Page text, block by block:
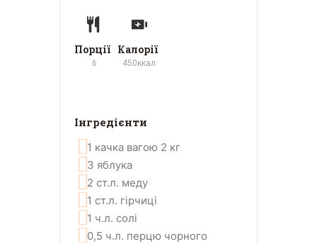
Порції
6
Калорії
450ккал
Інгредієнти
1 качка вагою 2 кг
3 яблука
2 ст.л. меду
1 ст.л. гірчиці
1 ч.л. солі
0,5 ч.л. перцю чорного